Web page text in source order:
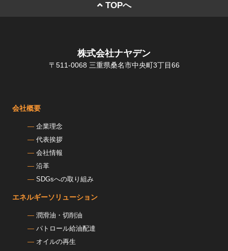
TOPへ
株式会社ナヤデン
〒511-0068 三重県桑名市中央町3丁目66
会社概要
企業理念
代表挨拶
会社情報
沿革
SDGsへの取り組み
エネルギーソリューション
潤滑油・切削油
パトロール給油配達
オイルの再生